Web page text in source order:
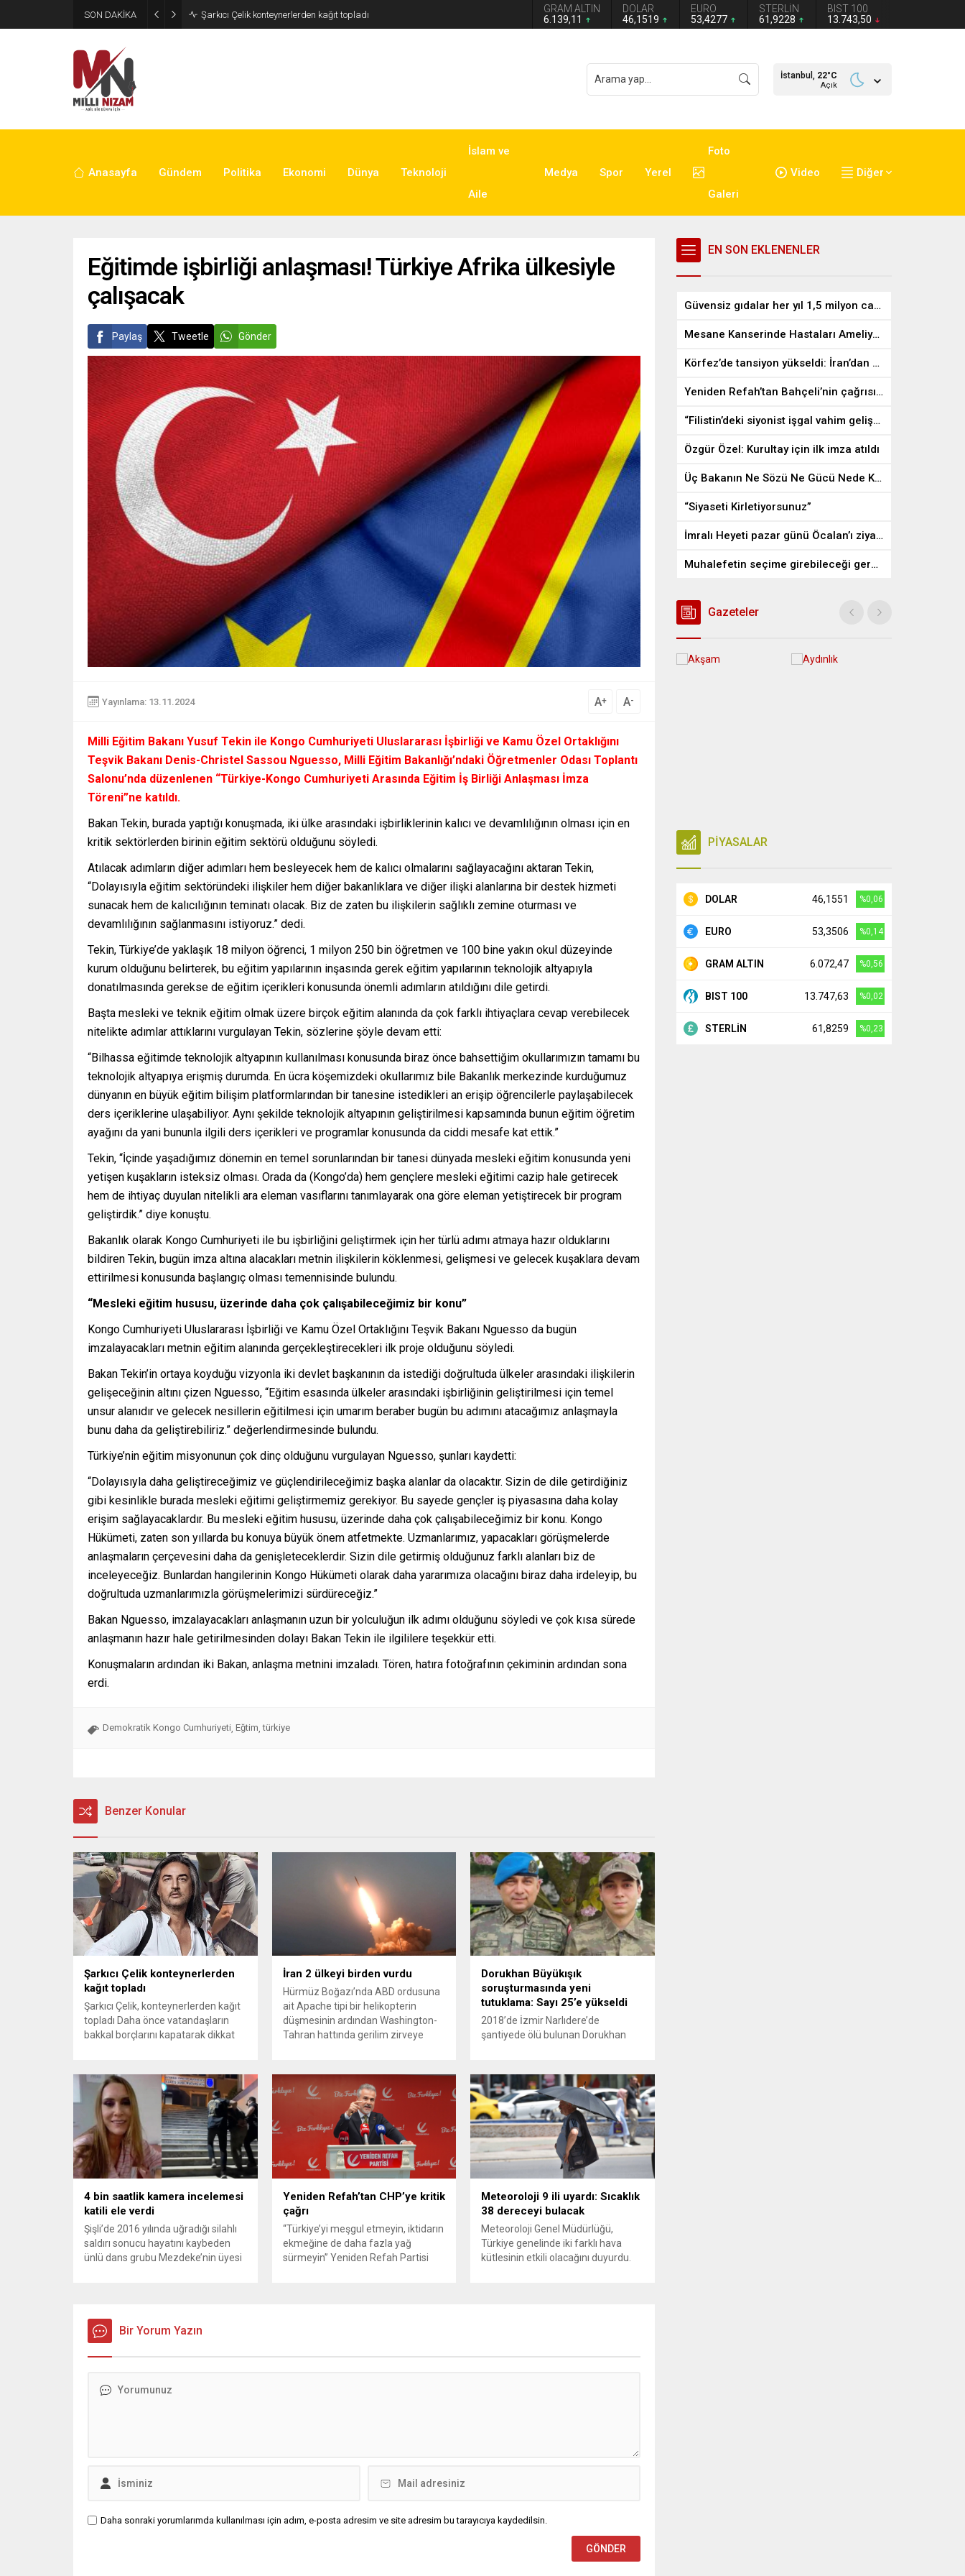
SON DAKİKA İran 2 ülkeyi birden vurdu
GRAM ALTIN
6.139,11
DOLAR
46,1519
EURO
53,4277
STERLİN
61,9228
BIST 100
13.743,50
İstanbul, 22°C
Açık
Anasayfa Gündem Politika Ekonomi Dünya Teknoloji
İslam ve
Aile
Medya Spor Yerel
Foto
Galeri
Video Diğer
Eğitimde işbirliği anlaşması! Türkiye Afrika ülkesiyle
çalışacak
Paylaş Tweetle Gönder
Yayınlama: 13.11.2024 A+ A-
Milli Eğitim Bakanı Yusuf Tekin ile Kongo Cumhuriyeti Uluslararası İşbirliği ve Kamu Özel Ortaklığını
Teşvik Bakanı Denis-Christel Sassou Nguesso, Milli Eğitim Bakanlığı’ndaki Öğretmenler Odası Toplantı
Salonu’nda düzenlenen “Türkiye-Kongo Cumhuriyeti Arasında Eğitim İş Birliği Anlaşması İmza
Töreni”ne katıldı.
Bakan Tekin, burada yaptığı konuşmada, iki ülke arasındaki işbirliklerinin kalıcı ve devamlılığının olması için en
kritik sektörlerden birinin eğitim sektörü olduğunu söyledi.
Atılacak adımların diğer adımları hem besleyecek hem de kalıcı olmalarını sağlayacağını aktaran Tekin,
“Dolayısıyla eğitim sektöründeki ilişkiler hem diğer bakanlıklara ve diğer ilişki alanlarına bir destek hizmeti
sunacak hem de kalıcılığının teminatı olacak. Biz de zaten bu ilişkilerin sağlıklı zemine oturması ve
devamlılığının sağlanmasını istiyoruz.” dedi.
Tekin, Türkiye’de yaklaşık 18 milyon öğrenci, 1 milyon 250 bin öğretmen ve 100 bine yakın okul düzeyinde
kurum olduğunu belirterek, bu eğitim yapılarının inşasında gerek eğitim yapılarının teknolojik altyapıyla
donatılmasında gerekse de eğitim içerikleri konusunda önemli adımların atıldığını dile getirdi.
Başta mesleki ve teknik eğitim olmak üzere birçok eğitim alanında da çok farklı ihtiyaçlara cevap verebilecek
nitelikte adımlar attıklarını vurgulayan Tekin, sözlerine şöyle devam etti:
“Bilhassa eğitimde teknolojik altyapının kullanılması konusunda biraz önce bahsettiğim okullarımızın tamamı bu
teknolojik altyapıya erişmiş durumda. En ücra köşemizdeki okullarımız bile Bakanlık merkezinde kurduğumuz
dünyanın en büyük eğitim bilişim platformlarından bir tanesine istedikleri an erişip öğrencilerle paylaşabilecek
ders içeriklerine ulaşabiliyor. Aynı şekilde teknolojik altyapının geliştirilmesi kapsamında bunun eğitim öğretim
ayağını da yani bununla ilgili ders içerikleri ve programlar konusunda da ciddi mesafe kat ettik.”
Tekin, “İçinde yaşadığımız dönemin en temel sorunlarından bir tanesi dünyada mesleki eğitim konusunda yeni
yetişen kuşakların isteksiz olması. Orada da (Kongo’da) hem gençlere mesleki eğitimi cazip hale getirecek
hem de ihtiyaç duyulan nitelikli ara eleman vasıflarını tanımlayarak ona göre eleman yetiştirecek bir program
geliştirdik.” diye konuştu.
Bakanlık olarak Kongo Cumhuriyeti ile bu işbirliğini geliştirmek için her türlü adımı atmaya hazır olduklarını
bildiren Tekin, bugün imza altına alacakları metnin ilişkilerin köklenmesi, gelişmesi ve gelecek kuşaklara devam
ettirilmesi konusunda başlangıç olması temennisinde bulundu.
“Mesleki eğitim hususu, üzerinde daha çok çalışabileceğimiz bir konu”
Kongo Cumhuriyeti Uluslararası İşbirliği ve Kamu Özel Ortaklığını Teşvik Bakanı Nguesso da bugün
imzalayacakları metnin eğitim alanında gerçekleştirecekleri ilk proje olduğunu söyledi.
Bakan Tekin’in ortaya koyduğu vizyonla iki devlet başkanının da istediği doğrultuda ülkeler arasındaki ilişkilerin
gelişeceğinin altını çizen Nguesso, “Eğitim esasında ülkeler arasındaki işbirliğinin geliştirilmesi için temel
unsur alanıdır ve gelecek nesillerin eğitilmesi için umarım beraber bugün bu adımını atacağımız anlaşmayla
bunu daha da geliştirebiliriz.” değerlendirmesinde bulundu.
Türkiye’nin eğitim misyonunun çok dinç olduğunu vurgulayan Nguesso, şunları kaydetti:
“Dolayısıyla daha geliştireceğimiz ve güçlendirileceğimiz başka alanlar da olacaktır. Sizin de dile getirdiğiniz
gibi kesinlikle burada mesleki eğitimi geliştirmemiz gerekiyor. Bu sayede gençler iş piyasasına daha kolay
erişim sağlayacaklardır. Bu mesleki eğitim hususu, üzerinde daha çok çalışabileceğimiz bir konu. Kongo
Hükümeti, zaten son yıllarda bu konuya büyük önem atfetmekte. Uzmanlarımız, yapacakları görüşmelerde
anlaşmaların çerçevesini daha da genişleteceklerdir. Sizin dile getirmiş olduğunuz farklı alanları biz de
inceleyeceğiz. Bunlardan hangilerinin Kongo Hükümeti olarak daha yararımıza olacağını biraz daha irdeleyip, bu
doğrultuda uzmanlarımızla görüşmelerimizi sürdüreceğiz.”
Bakan Nguesso, imzalayacakları anlaşmanın uzun bir yolculuğun ilk adımı olduğunu söyledi ve çok kısa sürede
anlaşmanın hazır hale getirilmesinden dolayı Bakan Tekin ile ilgililere teşekkür etti.
Konuşmaların ardından iki Bakan, anlaşma metnini imzaladı. Tören, hatıra fotoğrafının çekiminin ardından sona
erdi.
Demokratik Kongo Cumhuriyeti, Eğtim,türkiye
Benzer Konular
Şarkıcı Çelik konteynerlerden
kağıt topladı
Şarkıcı Çelik, konteynerlerden kağıt
topladı Daha önce vatandaşların
bakkal borçlarını kapatarak dikkat
Çelik, Samsun’un İlkadım ilçesinde
çöpten kağıt toplayarak geçimini
sağlayan Serpil Hanım’a destek
oldu. Çelik, sokaklardaki
konteynerlerden kağıt topladı. Ünlü
şarkıcı Çelik, Samsun’un İlkadım
ilçesinde çöpten kağıt toplayarak...
İran 2 ülkeyi birden vurdu
Hürmüz Boğazı’nda ABD ordusuna
ait Apache tipi bir helikopterin
düşmesinin ardından Washington-
Tahran hattında gerilim zirveye
savunma sistemleri ve radarları
vurmasına, İran Devrim Muhafızları
Bahreyn ve Ürdün’deki Amerikan
askeri üslerini hedef alarak sert
karşılık verdi. Tahran, yeni bir ABD
saldırısına anında yanıt verileceğini
duyurdu....
Dorukhan Büyükışık
soruşturmasında yeni
tutuklama: Sayı 25’e yükseldi
2018’de İzmir Narlıdere’de
şantiyede ölü bulunan Dorukhan
artmaya devam ediyor. Son olarak
Olay Yeri İnceleme Büro Amiri
Atakan Kaçar’ın da tutuklanmasıyla
dosyadaki tutuklu sayısı 25’e
yükseldi. İzmir’in Narlıdere ilçesinde
2018 yılında şantiyede ölü bulunan
Dorukhan Büyükışık’a ilişkin yeniden
açılan soruşturmada tutuklamalar
genişliyor. Son olarak dönemin...
4 bin saatlik kamera incelemesi
katili ele verdi
Şişli’de 2016 yılında uğradığı silahlı
saldırı sonucu hayatını kaybeden
ünlü dans grubu Mezdeke’nin üyesi
ekipleri, cinayeti işlediğini itiraf eden
maktulün akrabası Bülent G. ile
azmettirici olduğu öne sürülen 2...
Yeniden Refah’tan CHP’ye kritik
çağrı
“Türkiye’yi meşgul etmeyin, iktidarın
ekmeğine de daha fazla yağ
sürmeyin” Yeniden Refah Partisi
önce anlaşın, kurultay kararı alın,
Meteoroloji 9 ili uyardı: Sıcaklık
38 dereceyi bulacak
Meteoroloji Genel Müdürlüğü,
Türkiye genelinde iki farklı hava
kütlesinin etkili olacağını duyurdu.
9 ilde ise hava sıcaklıkları mevsim
Bir Yorum Yazın
Daha sonraki yorumlarımda kullanılması için adım, e-posta adresim ve site adresim bu tarayıcıya kaydedilsin.
EN SON EKLENENLER
Güvensiz gıdalar her yıl 1,5 milyon can alıyor
Mesane Kanserinde Hastaları Ameliyattan Kurtaran İlaç
Körfez’de tansiyon yükseldi: İran’dan ABD üslerine misilleme
Yeniden Refah’tan Bahçeli’nin çağrısına destek
“Filistin’deki siyonist işgal vahim gelişmelere gebe”
Özgür Özel: Kurultay için ilk imza atıldı
Üç Bakanın Ne Sözü Ne Gücü Nede Kudreti Yetmedi
“Siyaseti Kirletiyorsunuz”
İmralı Heyeti pazar günü Öcalan’ı ziyaret edecek
Muhalefetin seçime girebileceği gerçek bir alan kalmayabilir
Gazeteler
PİYASALAR
DOLAR 46,1551 %0,06
EURO 53,3506 %0,14
GRAM ALTIN 6.072,47 %0,56
BIST 100 13.747,63 %0,02
STERLİN 61,8259 %0,23